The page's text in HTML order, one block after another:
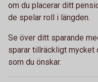
om du placerar ditt
de spelar roll i längden.
Se över ditt sparande
sparar tillräckligt mycket
som du önskar.